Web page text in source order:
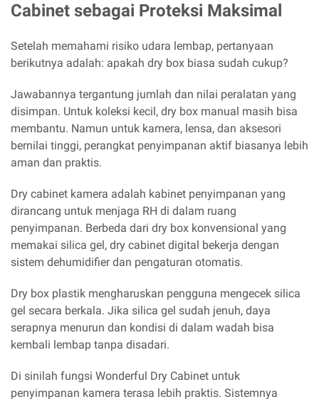
Cabinet sebagai Proteksi Maksimal
Setelah memahami risiko udara lembap, pertanyaan
berikutnya adalah: apakah dry box biasa sudah cukup?
Jawabannya tergantung jumlah dan nilai peralatan yang
disimpan. Untuk koleksi kecil, dry box manual masih bisa
membantu. Namun untuk kamera, lensa, dan aksesori
bernilai tinggi, perangkat penyimpanan aktif biasanya lebih
aman dan praktis.
Dry cabinet kamera adalah kabinet penyimpanan yang
dirancang untuk menjaga RH di dalam ruang
penyimpanan. Berbeda dari dry box konvensional yang
memakai silica gel, dry cabinet digital bekerja dengan
sistem dehumidifier dan pengaturan otomatis.
Dry box plastik mengharuskan pengguna mengecek silica
gel secara berkala. Jika silica gel sudah jenuh, daya
serapnya menurun dan kondisi di dalam wadah bisa
kembali lembap tanpa disadari.
Di sinilah fungsi Wonderful Dry Cabinet untuk
penyimpanan kamera terasa lebih praktis. Sistemnya